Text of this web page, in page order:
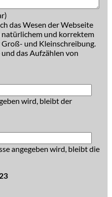
das Wesen der Webseite
natürlichem und korrektem
und Kleinschreibung.
das Aufzählen von
wird, bleibt der
angegeben wird, bleibt die